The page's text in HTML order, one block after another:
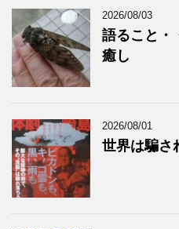
2026/08/03
語ること・
癒し
2026/08/01
世界は騙さ